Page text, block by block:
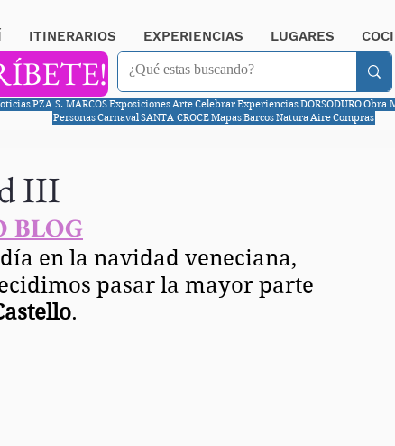
ITINERARIOS EXPERIENCIAS LUGARES
PZA S. MARCOSExposicionesArteCelebrarExperienciasDORSODUROObra
PersonasCarnavalSANTA CROCEMapasBarcosNaturaAireCompras
III
BLOG
en la navidad veneciana,
pasar la mayor parte
.